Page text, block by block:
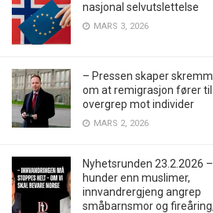
nasjonal selvutslettelse
MARS 3, 2026
– Pressen skaper
om at remigrasjon fører til
overgrep mot individer
MARS 2, 2026
Nyhetsrunden 23.2.2026
hunder enn muslimer,
innvandrergjeng angrep
småbarnsmor og fireåring,